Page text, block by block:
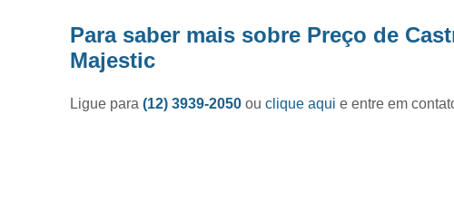
Para saber mais sobre Preço de
Majestic
Ligue para(12) 3939-2050ouclique aqui e entre em